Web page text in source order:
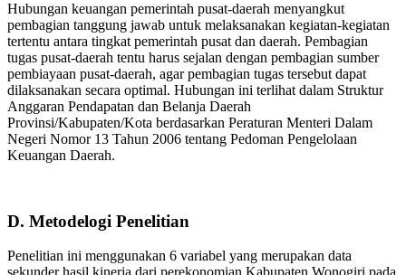
Hubungan keuangan pemerintah pusat-daerah menyangkut
pembagian tanggung jawab untuk melaksanakan kegiatan-kegiatan
tertentu antara tingkat pemerintah pusat dan daerah. Pembagian
tugas pusat-daerah tentu harus sejalan dengan pembagian sumber
pembiayaan pusat-daerah, agar pembagian tugas tersebut dapat
dilaksanakan secara optimal. Hubungan ini terlihat dalam Struktur
Anggaran Pendapatan dan Belanja Daerah
Provinsi/Kabupaten/Kota berdasarkan Peraturan Menteri Dalam
Negeri Nomor 13 Tahun 2006 tentang Pedoman Pengelolaan
Keuangan Daerah.
D. Metodelogi Penelitian
Penelitian ini menggunakan 6 variabel yang merupakan data